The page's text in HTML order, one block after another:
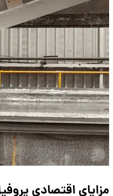
مزایای اقتصادی